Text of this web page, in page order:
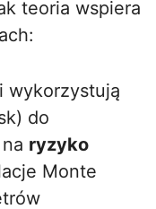
teoria wspiera
wykorzystują
do
ryzyko
Monte